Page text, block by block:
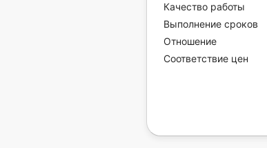
Качество работы
Выполнение сроков
Отношение
Соответствие цен